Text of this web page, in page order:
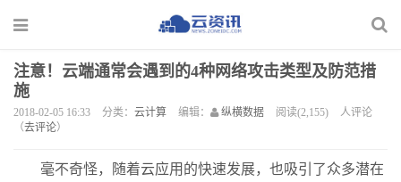
注意！云端通常会遇到的4种网络攻击类型及防范措
施
2018-02-05 16:33 分类： 云计算 编辑： 纵横数据 阅读(2,155)
人评论
（去评论）
毫不奇怪，随着云应用的快速发展，也吸引了众多潜在